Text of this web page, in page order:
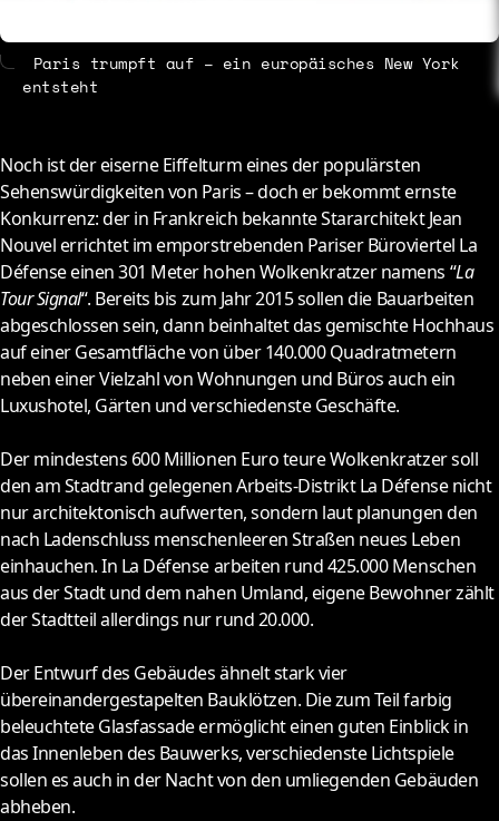
Paris trumpft auf – ein europäisches New York
entsteht
Noch ist der eiserne Eiffelturm eines der populärsten
Sehenswürdigkeiten von Paris – doch er bekommt ernste
Konkurrenz: der in Frankreich bekannte Stararchitekt Jean
Nouvel errichtet im emporstrebenden Pariser Büroviertel La
Défense einen 301 Meter hohen Wolkenkratzer namens “La
Tour Signal“. Bereits bis zum Jahr 2015 sollen die Bauarbeiten
abgeschlossen sein, dann beinhaltet das gemischte Hochhaus
auf einer Gesamtfläche von über 140.000 Quadratmetern
neben einer Vielzahl von Wohnungen und Büros auch ein
Luxushotel, Gärten und verschiedenste Geschäfte.
Der mindestens 600 Millionen Euro teure Wolkenkratzer soll
den am Stadtrand gelegenen Arbeits-Distrikt La Défense nicht
nur architektonisch aufwerten, sondern laut planungen den
nach Ladenschluss menschenleeren Straßen neues Leben
einhauchen. In La Défense arbeiten rund 425.000 Menschen
aus der Stadt und dem nahen Umland, eigene Bewohner zählt
der Stadtteil allerdings nur rund 20.000.
Der Entwurf des Gebäudes ähnelt stark vier
übereinandergestapelten Bauklötzen. Die zum Teil farbig
beleuchtete Glasfassade ermöglicht einen guten Einblick in
das Innenleben des Bauwerks, verschiedenste Lichtspiele
sollen es auch in der Nacht von den umliegenden Gebäuden
abheben.